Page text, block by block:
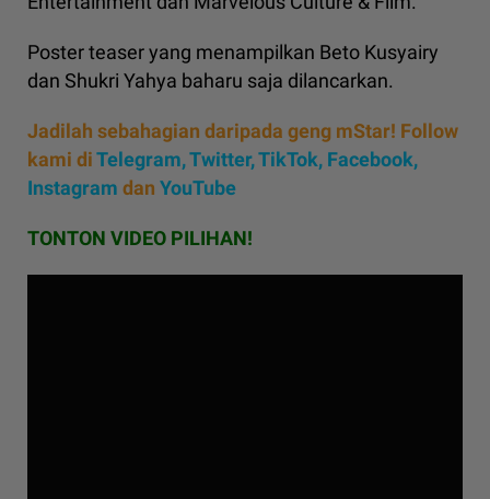
Poster teaser yang menampilkan Beto Kusyairy
dan Shukri Yahya baharu saja dilancarkan.
Jadilah sebahagian daripada geng mStar! Follow
kami diTelegram,Twitter,TikTok, Facebook,
Instagram dan YouTube
TONTON VIDEO PILIHAN!